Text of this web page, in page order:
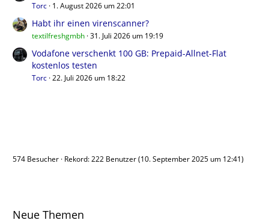
Torc 1. August 2026 um 22:01
Habt ihr einen virenscanner?
textilfreshgmbh 31. Juli 2026 um 19:19
Vodafone verschenkt 100 GB: Prepaid-Allnet-Flat
kostenlos testen
Torc 22. Juli 2026 um 18:22
574 Besucher Rekord: 222 Benutzer (10. September 2025 um 12:41)
Neue Themen